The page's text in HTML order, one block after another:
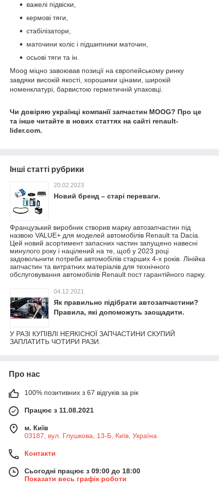
важелі підвіски,
кермові тяги,
стабілізатори,
маточини коліс і підшипники маточин,
осьові тяги та ін.
Moog міцно завоював позиції на європейському ринку
завдяки високій якості, хорошими цінами, широкій
номенклатурі, барвистою герметичній упаковці.
Чи довіряю українці компанії запчастин MOOG? Про це
та інше читайте в нових статтях на сайті renault-
lider.com.
Інші статті рубрики
20.02.2023
Новий бренд – старі переваги.
Французький виробник створив марку автозапчастин під
назвою VALUE+ для моделей автомобілів Renault та Dacia.
Цей новий асортимент запасних частин запущено навесні
минулого року і націлений на те, щоб у 2023 році
задовольнити потреби автомобілів старших 4-х років. Лінійка
запчастин та витратних матеріалів для технічного
обслуговування автомобілів Renault пост гарантійного парку.
04.12.2021
Як правильно підібрати автозапчастини?
Правила, які допоможуть заощадити.
У РАЗІ КУПІВЛІ НЕЯКІСНОЇ ЗАПЧАСТИНИ СКУПИЙ
ЗАПЛАТИТЬ ЧОТИРИ РАЗИ.
Про нас
100% позитивних з 67 відгуків за рік
Працює з 11.08.2021
м. Київ
03187, вул. Глушкова, 13-Б, Київ, Україна
Контакти
Сьогодні працює з 09:00 до 18:00
Показати весь графік роботи